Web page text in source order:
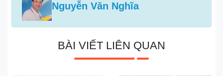
Nguyễn Văn Nghĩa
BÀI VIẾT LIÊN QUAN